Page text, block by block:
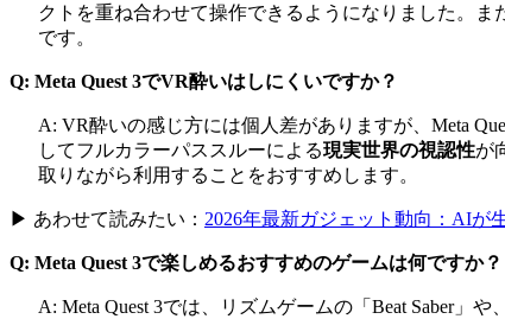
クトを重ね合わせて操作できるようになりました。ま
です。
Q: Meta Quest 3でVR酔いはしにくいですか？
A: VR酔いの感じ方には個人差がありますが、Meta
してフルカラーパススルーによる現実世界の視認性が
取りながら利用することをおすすめします。
▶ あわせて読みたい： 2026年最新ガジェット動向：AIが
Q: Meta Quest 3で楽しめるおすすめのゲームは何ですか？
A: Meta Quest 3では、リズムゲームの「Beat Saber